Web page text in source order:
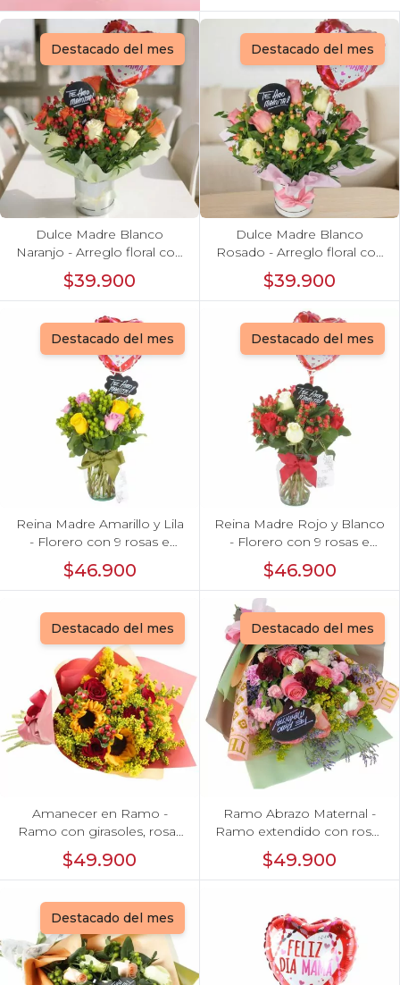
Destacado del mes
Dulce Madre Blanco
Naranjo - Arreglo floral con
rosas, hypericum y globo
Feliz Día mamá
$39.900
Destacado del mes
Dulce Madre Blanco
Rosado - Arreglo floral con
rosas, hypericum y globo
Feliz Día mamá
$39.900
Destacado del mes
Reina Madre Amarillo y Lila
- Florero con 9 rosas e
hypericum, globo y pizarra
$46.900
Destacado del mes
Reina Madre Rojo y Blanco
- Florero con 9 rosas e
hypericum, globo y pizarra
$46.900
Destacado del mes
Amanecer en Ramo -
Ramo con girasoles, rosas
rojo e hypericum
$49.900
Destacado del mes
Ramo Abrazo Maternal -
Ramo extendido con rosas
rosado, miniclaveles, vara
de oro y pizarra: Te amo
mamita¡
$49.900
Destacado del mes